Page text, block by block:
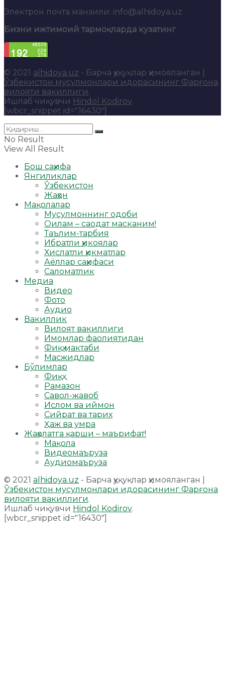
Электрон почта манзили: info@alhidoya.uz
Бизни ижтимоий тармоқларда кузатинг
© 2021 alhidoya.uz - Барча ҳуқуқлар ҳимояланган |
Ўзбекистон мусулмонлари идорасининг Фарғона
вилояти вакиллиги.
Ишлаб чиқувчи Hindol Kodirov.
[wbcr_snippet id="16430"]
No Result
View All Result
Бош саҳифа
Янгиликлар
Ўзбекистон
Жаҳон
Мақолалар
Мусулмоннинг одоби
Оилам – саодат масканим!
Таълим-тарбия
Ибратли ҳикоялар
Хислатли ҳикматлар
Аёллар саҳифаси
Саломатлик
Медиа
Видео
Фото
Аудио
Вакиллик
Вилоят вакиллиги
Имомлар фаолиятидан
Фиқҳ мактаби
Масжидлар
Бўлимлар
Фиқҳ
Рамазон
Савол-жавоб
Ислом ва иймон
Сийрат ва тарих
Ҳаж ва умра
Жаҳолатга қарши – маърифат!
Мақола
Видеомаъруза
Аудиомаъруза
© 2021 alhidoya.uz - Барча ҳуқуқлар ҳимояланган |
Ўзбекистон мусулмонлари идорасининг Фарғона
вилояти вакиллиги.
Ишлаб чиқувчи Hindol Kodirov.
[wbcr_snippet id="16430"]